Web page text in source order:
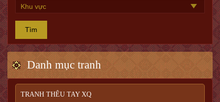
Tìm
Danh mục tranh
TRANH THÊU TAY XQ